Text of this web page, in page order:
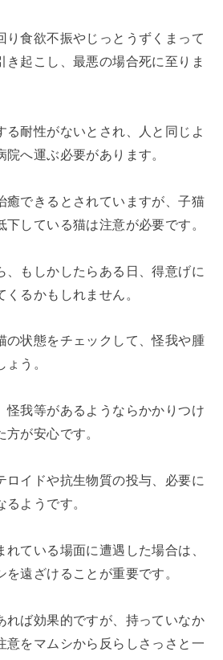
り食欲不振やじっとうずくまって
き起こし、最悪の場合死に至りま
る耐性がないとされ、人と同じよ
院へ運ぶ必要があります。
癒できるとされていますが、子猫
している猫は注意が必要です。
、もしかしたらある日、得意げに
るかもしれません。
の状態をチェックして、怪我や腫
う。
怪我等があるようならかかりつけ
が安心です。
ロイドや抗生物質の投与、必要に
ようです。
ている場面に遭遇した場合は、
を遠ざけることが重要です。
れば効果的ですが、持っていなか
意をマムシから反らしさっさと一